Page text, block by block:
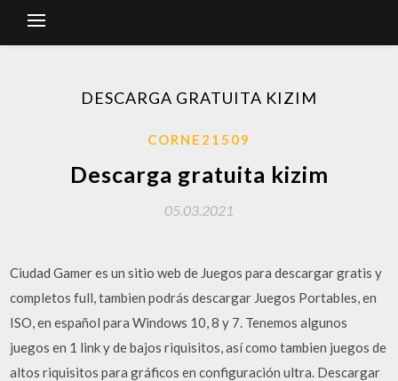
DESCARGA GRATUITA KIZIM
CORNE21509
Descarga gratuita kizim
05.03.2021
Ciudad Gamer es un sitio web de Juegos para descargar gratis y
completos full, tambien podrás descargar Juegos Portables, en
ISO, en español para Windows 10, 8 y 7. Tenemos algunos
juegos en 1 link y de bajos riquisitos, así como tambien juegos de
altos riquisitos para gráficos en configuración ultra. Descargar